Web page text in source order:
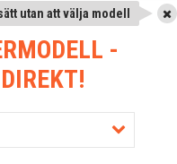
utan att välja modell
-